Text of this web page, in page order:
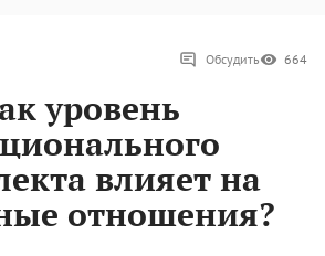
Обсудить 664
уровень
влияет на
отношения?